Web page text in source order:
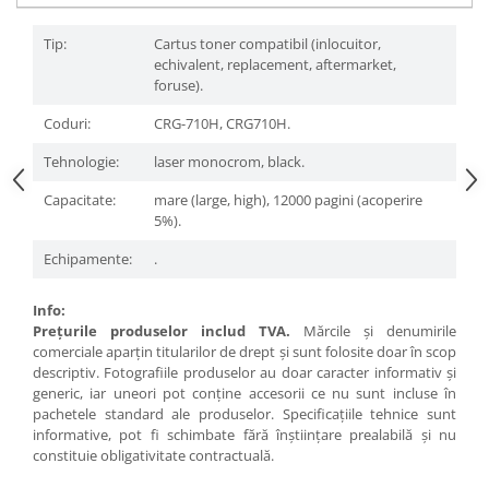
Tip:
Cartus toner compatibil (inlocuitor,
echivalent, replacement, aftermarket,
foruse).
Coduri:
CRG-710H, CRG710H.
Tehnologie:
laser monocrom, black.
Capacitate:
mare (large, high), 12000 pagini (acoperire
5%).
Echipamente:
.
Info:
Preţurile produselor includ TVA. Mărcile şi denumirile
comerciale aparţin titularilor de drept şi sunt folosite doar în scop
descriptiv. Fotografiile produselor au doar caracter informativ şi
generic, iar uneori pot conţine accesorii ce nu sunt incluse în
pachetele standard ale produselor. Specificaţiile tehnice sunt
informative, pot fi schimbate fără înştiinţare prealabilă şi nu
constituie obligativitate contractuală.